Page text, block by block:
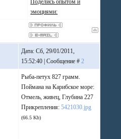
Поделись опытом и
эмоциями:
Дата: Сб, 29/01/2011,
15:52:40 | Сообщение #2
Рыба-петух 827 грамм.
Поймана на Карибское море:
Отмель, живец, Глубина 227
Прикрепления:5421030.jpg
(66.5 Kb)